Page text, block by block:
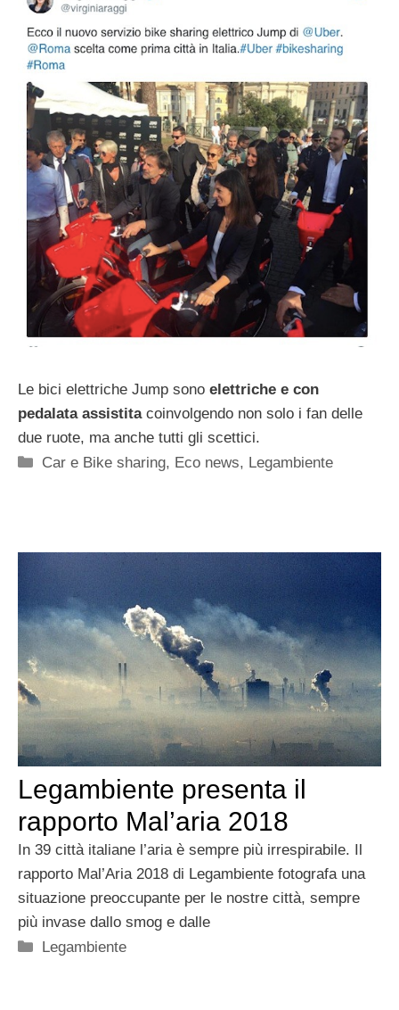
Le bici elettriche Jump sono elettriche e con
pedalata assistitacoinvolgendo non solo i fan delle
due ruote, ma anche tutti gli scettici.
Categorie
Car e Bike sharing, Eco news, Legambiente
Legambiente presenta il
rapporto Mal’aria 2018
In 39 città italiane l’aria è sempre più irrespirabile. Il
rapporto Mal’Aria 2018 di Legambiente fotografa una
situazione preoccupante per le nostre città, sempre
più invase dallo smog e dalle
Categorie
Legambiente